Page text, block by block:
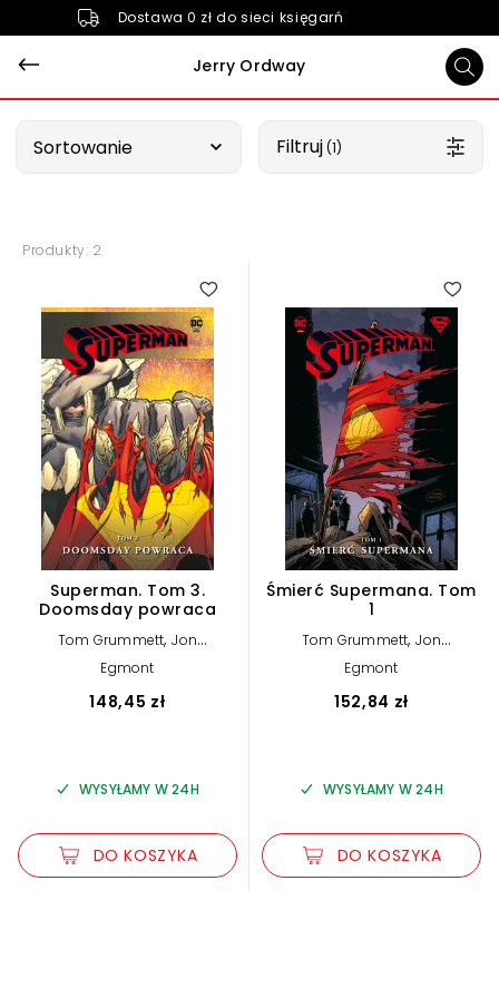
Dostawa 0 zł do sieci księgarń
Jerry Ordway
Sortowanie Filtruj (1)
Produkty: 2
Superman. Tom 3.
Doomsday powraca
Tom Grummett,Jon
Bogdanove
Dan Jurgens
Louise Simonson, Jerry Ordway
Egmont
148,45 zł
WYSYŁAMY W 24H
DO KOSZYKA
Śmierć Supermana. Tom
1
Tom Grummett,Jon
Bogdanove
Dan Jurgens
Louise Simonson,Roger Stern
Karl Kesel, Jerry Ordway
Jackson Guice
Egmont
152,84 zł
WYSYŁAMY W 24H
DO KOSZYKA